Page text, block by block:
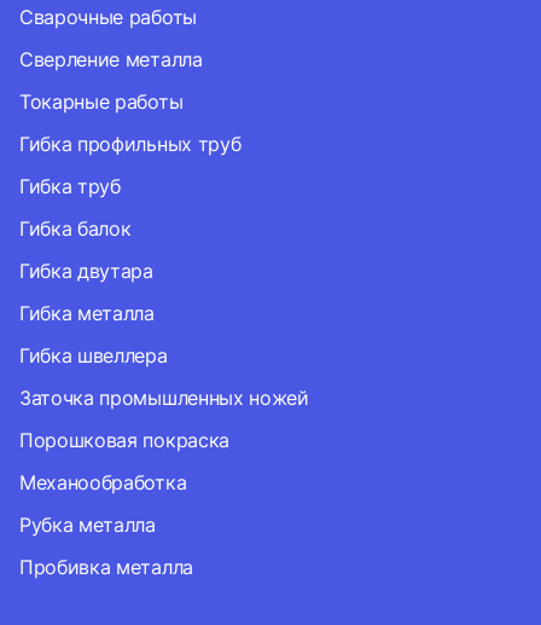
Сварочные работы
Сверление металла
Токарные работы
Гибка профильных труб
Гибка труб
Гибка балок
Гибка двутара
Гибка металла
Гибка швеллера
Заточка промышленных ножей
Порошковая покраска
Механообработка
Рубка металла
Пробивка металла